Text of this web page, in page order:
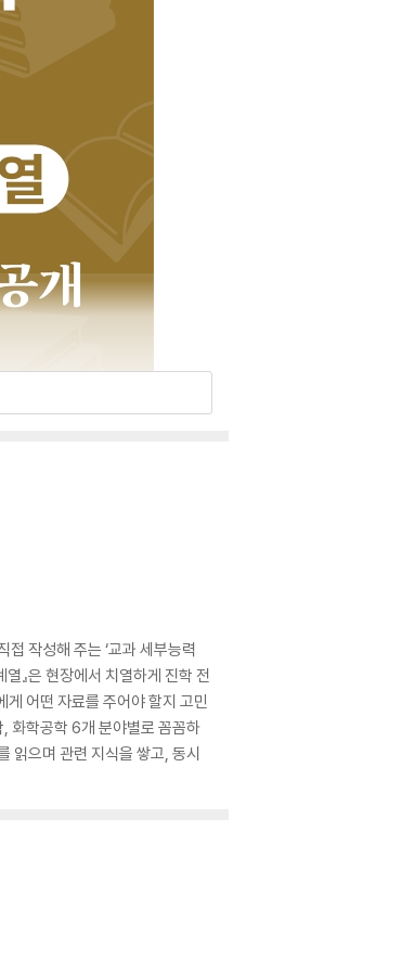
작성해 주는 ‘교과 세부능력
』은 현장에서 치열하게 진학 전
어떤 자료를 주어야 할지 고민
화학공학 6개 분야별로 꼼꼼하
읽으며 관련 지식을 쌓고, 동시